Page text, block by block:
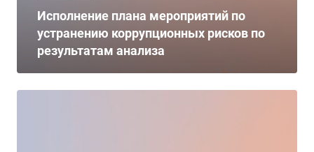
Исполнение плана мероприятий по
устранению коррупционных рисков по
результатам анализа